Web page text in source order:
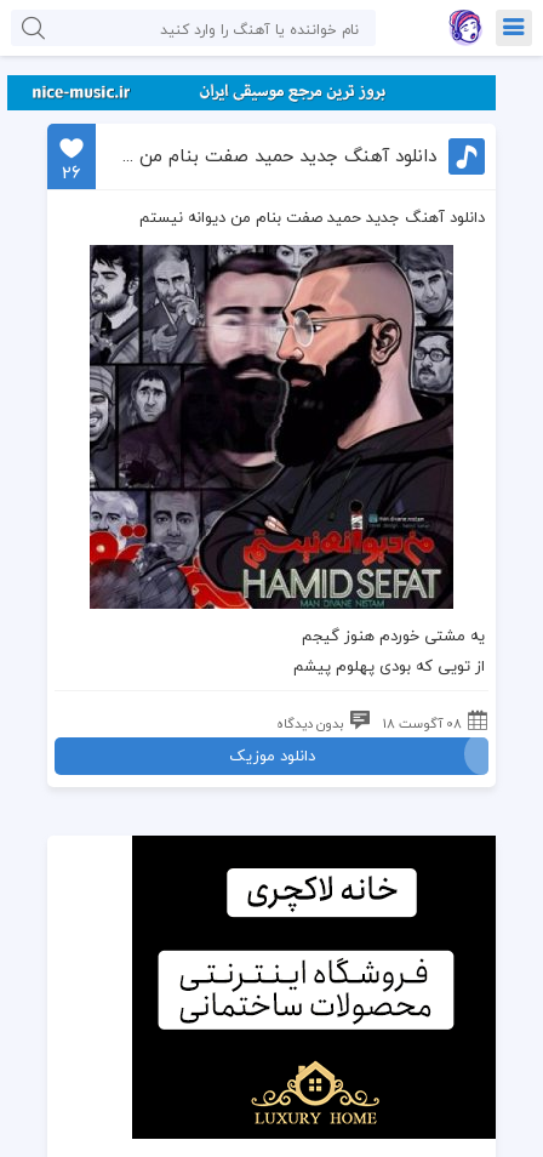
دانلود آهنگ جدید حمید صفت بنام من دیوانه نیستم
26
دانلود آهنگ جدید حمید صفت بنام من دیوانه نیستم
یه مشتی خوردم هنوز گیجم
از تویی که بودی پهلوم پیشم
08 آگوست 18 بدون دیدگاه
دانلود موزیک